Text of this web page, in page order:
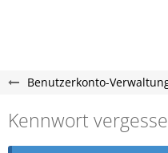
Benutzerkonto-
Kennwort